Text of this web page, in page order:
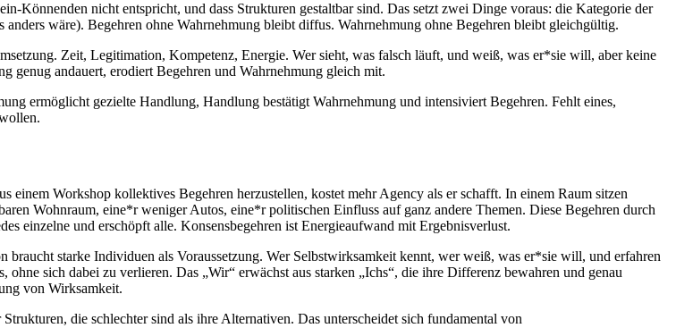
Könnenden nicht entspricht, und dass Strukturen gestaltbar sind. Das setzt zwei Dinge voraus: die Kategorie der
wäre). Begehren ohne Wahrnehmung bleibt diffus. Wahrnehmung ohne Begehren bleibt gleichgültig.
Zeit, Legitimation, Kompetenz, Energie. Wer sieht, was falsch läuft, und weiß, was er*sie will, aber keine
genug andauert, erodiert Begehren und Wahrnehmung gleich mit.
ermöglicht gezielte Handlung, Handlung bestätigt Wahrnehmung und intensiviert Begehren. Fehlt eines,
einem Workshop kollektives Begehren herzustellen, kostet mehr Agency als er schafft. In einem Raum sitzen
Wohnraum, eine*r weniger Autos, eine*r politischen Einfluss auf ganz andere Themen. Diese Begehren durch
einzelne und erschöpft alle. Konsensbegehren ist Energieaufwand mit Ergebnisverlust.
starke Individuen als Voraussetzung. Wer Selbstwirksamkeit kennt, wer weiß, was er*sie will, und erfahren
sich dabei zu verlieren. Das „Wir“ erwächst aus starken „Ichs“, die ihre Differenz bewahren und genau
von Wirksamkeit.
die schlechter sind als ihre Alternativen. Das unterscheidet sich fundamental von